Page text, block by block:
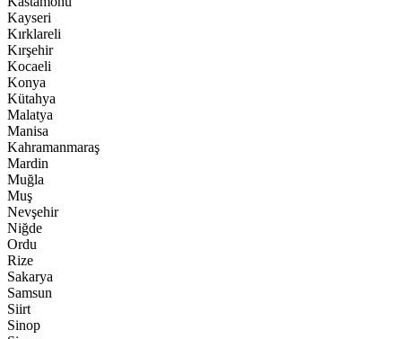
Kayseri
Kırklareli
Kırşehir
Kocaeli
Konya
Kütahya
Malatya
Manisa
Kahramanmaraş
Mardin
Muğla
Muş
Nevşehir
Niğde
Ordu
Rize
Sakarya
Samsun
Siirt
Sinop